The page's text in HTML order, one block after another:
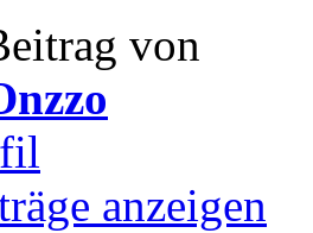
von
anzeigen